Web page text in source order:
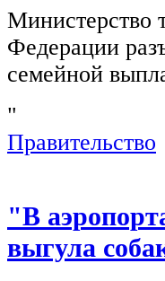
Министерство
Федерации
семейной
"
Правительство
"В
выгула